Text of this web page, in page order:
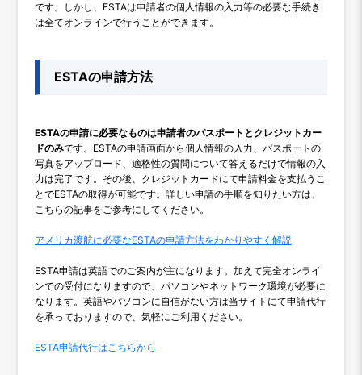
です。しかし、ESTAは申請者の個人情報の入力等の必要な手続き
は全てオンラインで行うことができます。
ESTAの申請方法
ESTAの申請に必要なものは申請者のパスポートとクレジットカー
ドのみです。ESTAの申請画面から個人情報の入力、パスポートの
写真をアップロード、適格性の質問について答えるだけで情報の入
力は完了です。その後、クレジットカードにて申請料金を支払うこ
とでESTAの取得が可能です。詳しい申請の手順を知りたい方は、
こちらの記事をご参考にしてください。
アメリカ渡航に必要なESTAの申請方法をわかりやすく解説
ESTA申請は英語でのご案内が主になります。加えて完全オンライ
ンでの受付になりますので、パソコンやネットワーク環境が必要に
なります。英語やパソコンに自信がない方は当サイトにて申請代行
を承っておりますので、気軽にご利用ください。
ESTA申請代行はこちらから